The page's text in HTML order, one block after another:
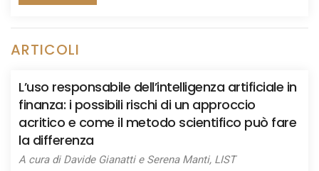
ARTICOLI
L’uso responsabile dell’intelligenza artificiale in
finanza: i possibili rischi di un approccio
acritico e come il metodo scientifico può fare
la differenza
A cura di Davide Gianatti e Serena Manti, LIST